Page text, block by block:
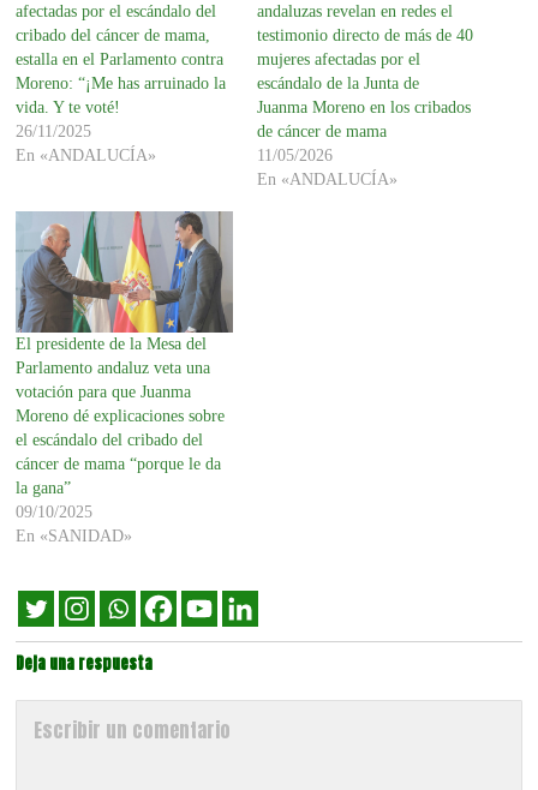
afectadas por el escándalo del
cribado del cáncer de mama,
estalla en el Parlamento contra
Moreno: “¡Me has arruinado la
vida. Y te voté!
26/11/2025
En «ANDALUCÍA»
andaluzas revelan en redes el
testimonio directo de más de 40
mujeres afectadas por el
escándalo de la Junta de
Juanma Moreno en los cribados
de cáncer de mama
11/05/2026
En «ANDALUCÍA»
El presidente de la Mesa del
Parlamento andaluz veta una
votación para que Juanma
Moreno dé explicaciones sobre
el escándalo del cribado del
cáncer de mama “porque le da
la gana”
09/10/2025
En «SANIDAD»
Deja una respuesta